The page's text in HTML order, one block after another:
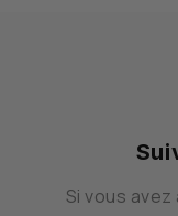
Si vous